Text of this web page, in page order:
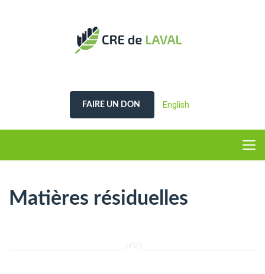
FAIRE UN DON English
Matières résiduelles